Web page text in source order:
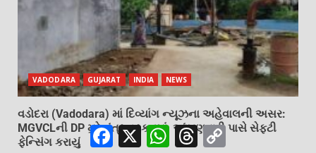
VADODARA GUJARAT INDIA NEWS
વડોદરા (Vadodara) માં દિવ્યાંગ ન્યૂઝના અહેવાલની અસર:
MGVCLની DP મુદ્દે તંત્ર હરકતમાં, આંગણવાડી પાસે સેફ્ટી
ફેન્સિંગ કરાયું
Facebook
X WhatsApp
Threads
Copy